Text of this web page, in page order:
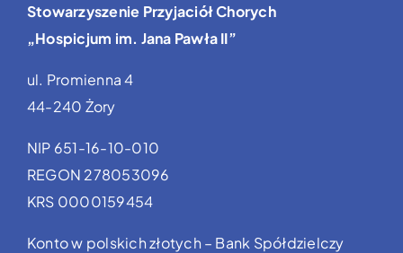
Stowarzyszenie Przyjaciół Chorych
„Hospicjum im. Jana Pawła II”
ul. Promienna 4
44-240 Żory
NIP 651-16-10-010
REGON 278053096
KRS 0000159454
Konto w polskich złotych – Bank Spółdzielczy